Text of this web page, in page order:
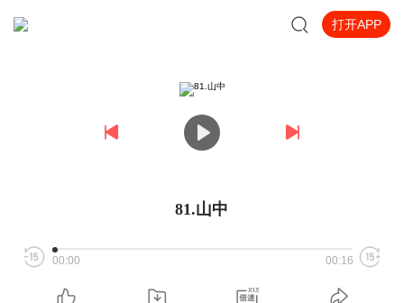
打开APP
81.山中
00:00 00:16